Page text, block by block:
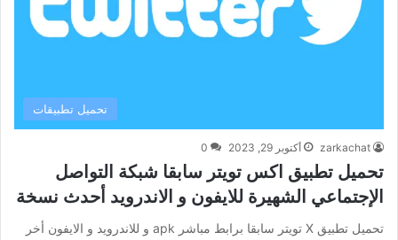
تحميل تطبيقات
zarkachat أكتوبر 29, 2023 0
تحميل تطبيق اكس تويتر سابقا شبكة التواصل
الإجتماعي الشهيرة للايفون و الاندرويد أحدث نسخة
تحميل تطبيق X تويتر سابقا برابط مباشر apk و للاندرويد و الايفون أخر